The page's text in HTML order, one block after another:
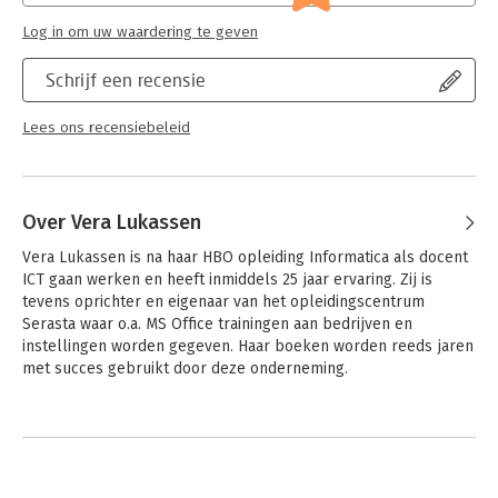
structurele manier het werken met Photoshop wordt geleerd.
Schrijf een recensie
Lees ons recensiebeleid
Log in om uw waardering te geven
Over Vera Lukassen
Vera Lukassen is na haar HBO opleiding Informatica als docent
ICT gaan werken en heeft inmiddels 25 jaar ervaring. Zij is
tevens oprichter en eigenaar van het opleidingscentrum
Serasta waar o.a. MS Office trainingen aan bedrijven en
instellingen worden gegeven. Haar boeken worden reeds jaren
met succes gebruikt door deze onderneming.
Andere boeken door Vera Lukassen